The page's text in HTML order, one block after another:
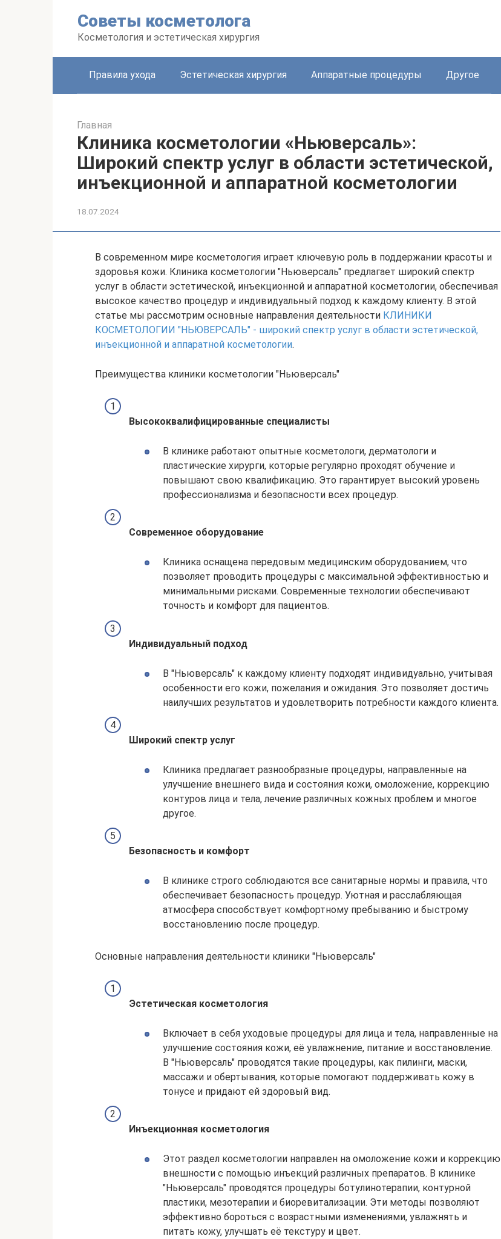
Советы косметолога
Косметология и эстетическая хирургия
Правила ухода Эстетическая хирургия Аппаратные процедуры Другое
Главная
Клиника косметологии «Ньюверсаль»:
Широкий спектр услуг в области эстетической,
инъекционной и аппаратной косметологии
18.07.2024
В современном мире косметология играет ключевую роль в поддержании красоты и
здоровья кожи. Клиника косметологии "Ньюверсаль" предлагает широкий спектр
услуг в области эстетической, инъекционной и аппаратной косметологии, обеспечивая
высокое качество процедур и индивидуальный подход к каждому клиенту. В этой
статье мы рассмотрим основные направления деятельности КЛИНИКИ
КОСМЕТОЛОГИИ "НЬЮВЕРСАЛЬ" - широкий спектр услуг в области эстетической,
инъекционной и аппаратной косметологии.
Преимущества клиники косметологии "Ньюверсаль"
Высококвалифицированные специалисты
В клинике работают опытные косметологи, дерматологи и
пластические хирурги, которые регулярно проходят обучение и
повышают свою квалификацию. Это гарантирует высокий уровень
профессионализма и безопасности всех процедур.
Современное оборудование
Клиника оснащена передовым медицинским оборудованием, что
позволяет проводить процедуры с максимальной эффективностью и
минимальными рисками. Современные технологии обеспечивают
точность и комфорт для пациентов.
Индивидуальный подход
В "Ньюверсаль" к каждому клиенту подходят индивидуально, учитывая
особенности его кожи, пожелания и ожидания. Это позволяет достичь
наилучших результатов и удовлетворить потребности каждого клиента.
Широкий спектр услуг
Клиника предлагает разнообразные процедуры, направленные на
улучшение внешнего вида и состояния кожи, омоложение, коррекцию
контуров лица и тела, лечение различных кожных проблем и многое
другое.
Безопасность и комфорт
В клинике строго соблюдаются все санитарные нормы и правила, что
обеспечивает безопасность процедур. Уютная и расслабляющая
атмосфера способствует комфортному пребыванию и быстрому
восстановлению после процедур.
Основные направления деятельности клиники "Ньюверсаль"
Эстетическая косметология
Включает в себя уходовые процедуры для лица и тела, направленные на
улучшение состояния кожи, её увлажнение, питание и восстановление.
В "Ньюверсаль" проводятся такие процедуры, как пилинги, маски,
массажи и обертывания, которые помогают поддерживать кожу в
тонусе и придают ей здоровый вид.
Инъекционная косметология
Этот раздел косметологии направлен на омоложение кожи и коррекцию
внешности с помощью инъекций различных препаратов. В клинике
"Ньюверсаль" проводятся процедуры ботулинотерапии, контурной
пластики, мезотерапии и биоревитализации. Эти методы позволяют
эффективно бороться с возрастными изменениями, увлажнять и
питать кожу, улучшать её текстуру и цвет.